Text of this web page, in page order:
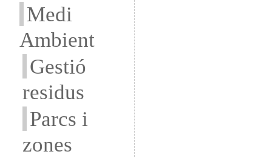
Medi
Ambient
Gestió
residus
Parcs i
zones